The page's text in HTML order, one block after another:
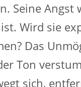
Seine Angst
Wird sie
Das
Ton
sich,